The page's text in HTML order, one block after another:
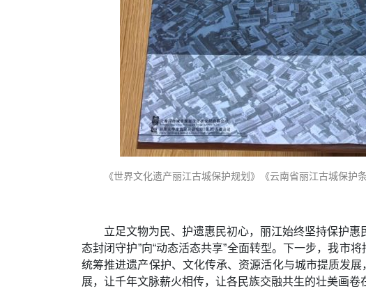
《世界文化遗产丽江古城保护规划》《云南省丽江古城保护
立足文物为民、护遗惠民初心，丽江始终坚持保护
态封闭守护”向“动态活态共享”全面转型。下一步，我市
统筹推进遗产保护、文化传承、资源活化与城市提质发
展，让千年文脉薪火相传，让各民族交融共生的壮美画卷